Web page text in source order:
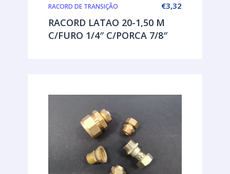
€3,32
RACORD DE TRANSIÇÃO
RACORD LATAO 20-1,50 M
C/FURO 1/4″ C/PORCA 7/8″